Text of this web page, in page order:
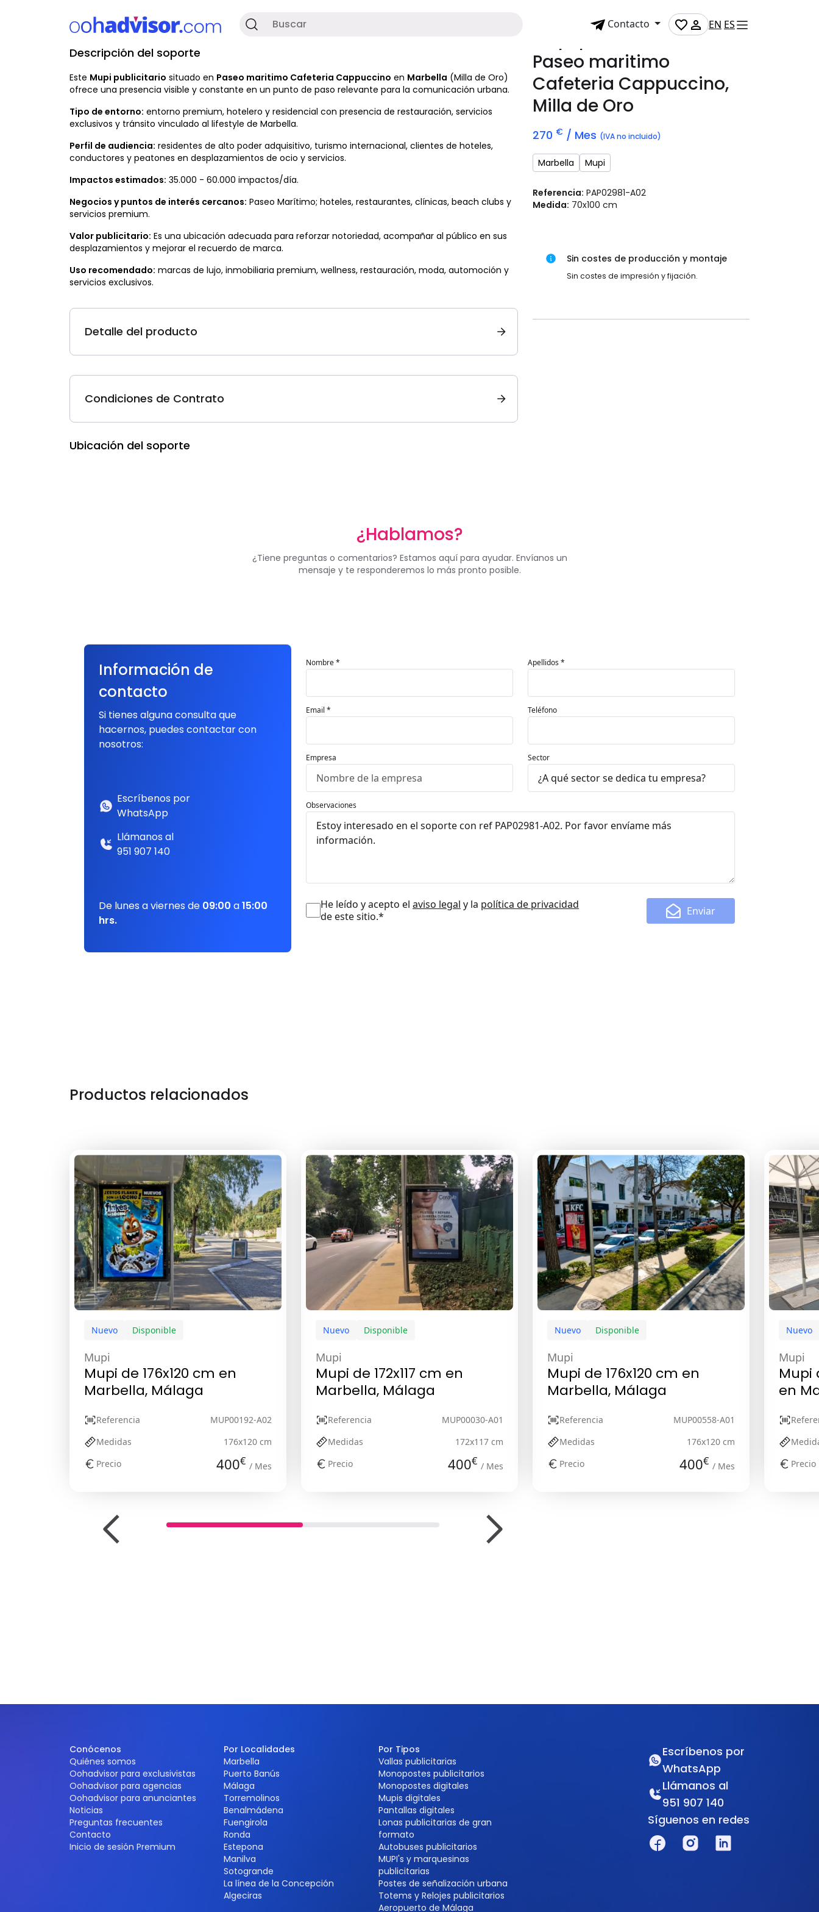
Contacto EN ES
No Disponible
Descripción del soporte
Este Mupi publicitario situado en Paseo maritimo Cafeteria Cappuccino en Marbella (Milla de Oro)
ofrece una presencia visible y constante en un punto de paso relevante para la comunicación urbana.
Tipo de entorno: entorno premium, hotelero y residencial con presencia de restauración, servicios
exclusivos y tránsito vinculado al lifestyle de Marbella.
Perfil de audiencia: residentes de alto poder adquisitivo, turismo internacional, clientes de hoteles,
conductores y peatones en desplazamientos de ocio y servicios.
Impactos estimados: 35.000 - 60.000 impactos/día.
Negocios y puntos de interés cercanos: Paseo Marítimo; hoteles, restaurantes, clínicas, beach clubs y
servicios premium.
Valor publicitario: Es una ubicación adecuada para reforzar notoriedad, acompañar al público en sus
desplazamientos y mejorar el recuerdo de marca.
Uso recomendado: marcas de lujo, inmobiliaria premium, wellness, restauración, moda, automoción y
servicios exclusivos.
Detalle del producto
Condiciones de Contrato
Ubicación del soporte
Mupi publicitario en
Paseo maritimo
Cafeteria Cappuccino,
Milla de Oro
270 € / Mes (IVA no incluido)
Marbella Mupi
Referencia: PAP02981-A02
Medida: 70x100 cm
Sin costes de producción y montaje
Sin costes de impresión y fijación.
¿Hablamos?
¿Tiene preguntas o comentarios? Estamos aquí para ayudar. Envíanos un
mensaje y te responderemos lo más pronto posible.
Información de
contacto
Si tienes alguna consulta que
hacernos, puedes contactar con
nosotros:
Escríbenos por
WhatsApp
Llámanos al
951 907 140
De lunes a viernes de 09:00 a15:00
hrs.
Nombre * Apellidos *
Email * Teléfono
Empresa Sector
Observaciones
He leído y acepto el aviso legal y la política de privacidad
de este sitio.*
Enviar
Productos relacionados
Nuevo Disponible
Mupi
Mupi de 176x120 cm en
Marbella, Málaga
Referencia
MUP00192-A02
Medidas
176x120 cm
Precio
400€ / Mes
Nuevo Disponible
Mupi
Mupi de 172x117 cm en
Marbella, Málaga
Referencia
MUP00030-A01
Medidas
172x117 cm
Precio
400€ / Mes
Nuevo Disponible
Mupi
Mupi de 176x120 cm en
Marbella, Málaga
Referencia
MUP00558-A01
Medidas
176x120 cm
Precio
400€ / Mes
Nuevo
Mupi
Mupi
en
Precio
Conócenos
Quiénes somos
Oohadvisor para exclusivistas
Oohadvisor para agencias
Oohadvisor para anunciantes
Noticias
Preguntas frecuentes
Contacto
Inicio de sesión Premium
Por Localidades
Marbella
Puerto Banús
Málaga
Torremolinos
Benalmádena
Fuengirola
Ronda
Estepona
Manilva
Sotogrande
La línea de la Concepción
Algeciras
Por Tipos
Vallas publicitarias
Monopostes publicitarios
Monopostes digitales
Mupis digitales
Pantallas digitales
Lonas publicitarias de gran
formato
Autobuses publicitarios
MUPI's y marquesinas
publicitarias
Postes de señalización urbana
Totems y Relojes publicitarios
Aeropuerto de Málaga
Escríbenos por
WhatsApp
Llámanos al
951 907 140
Síguenos en redes